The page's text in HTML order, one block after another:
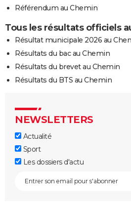
Référendum au Chemin
Tous les résultats officiels
Résultat municipale 2026 au
Résultats du bac au Chemin
Résultats du brevet au Chemin
Résultats du BTS au Chemin
NEWSLETTERS
Actualité
Sport
Les dossiers d'actu